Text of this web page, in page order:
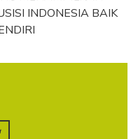
INDONESIA BAIK